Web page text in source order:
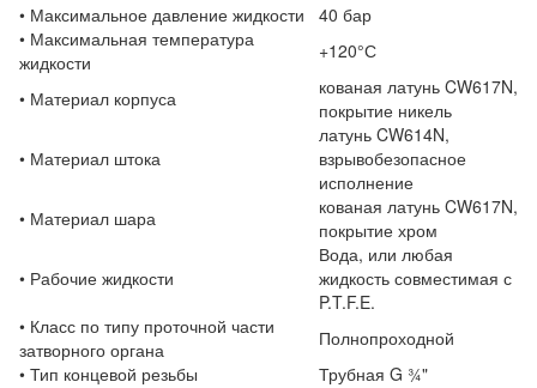
• Максимальное давление жидкости
40 бар
• Максимальная температура
жидкости
+120°С
• Материал корпуса
кованая латунь CW617N,
покрытие никель
• Материал штока
латунь CW614N,
взрывобезопасное
исполнение
• Материал шара
кованая латунь CW617N,
покрытие хром
• Рабочие жидкости
Вода, или любая
жидкость совместимая с
P.T.F.E.
• Класс по типу проточной части
затворного органа
Полнопроходной
• Тип концевой резьбы
Трубная G ¾"